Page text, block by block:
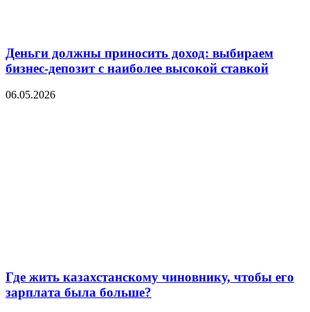
Деньги должны приносить доход: выбираем
бизнес-депозит с наиболее высокой ставкой
06.05.2026
Где жить казахстанскому чиновнику, чтобы его
зарплата была больше?